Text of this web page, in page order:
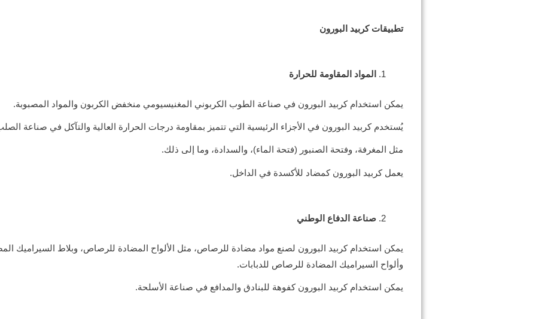
تطبيقات كربيد البورون
المواد المقاومة للحرارة
يمكن استخدام كربيد البورون في صناعة الطوب الكربوني المغنيسيومي منخفض الكربون والمواد المصبوبة.
يُستخدم كربيد البورون في الأجزاء الرئيسية التي تتميز بمقاومة درجات الحرارة العالية والتآكل في صناعة
مثل المغرفة، وفتحة الصنبور (فتحة الماء)، والسدادة، وما إلى ذلك.
يعمل كربيد البورون كمضاد للأكسدة في الداخل.
صناعة الدفاع الوطني
يمكن استخدام كربيد البورون لصنع مواد مضادة للرصاص، مثل الألواح المضادة للرصاص، وبلاط السيراميك
وألواح السيراميك المضادة للرصاص للدبابات.
يمكن استخدام كربيد البورون كفوهة للبنادق والمدافع في صناعة الأسلحة.